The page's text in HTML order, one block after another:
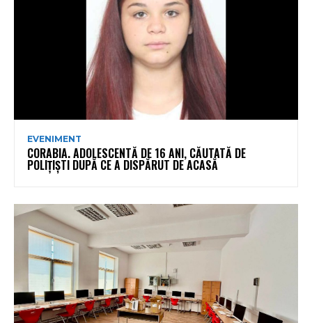
EVENIMENT
CORABIA. ADOLESCENTĂ DE 16 ANI, CĂUTATĂ DE
POLIȚIȘTI DUPĂ CE A DISPĂRUT DE ACASĂ